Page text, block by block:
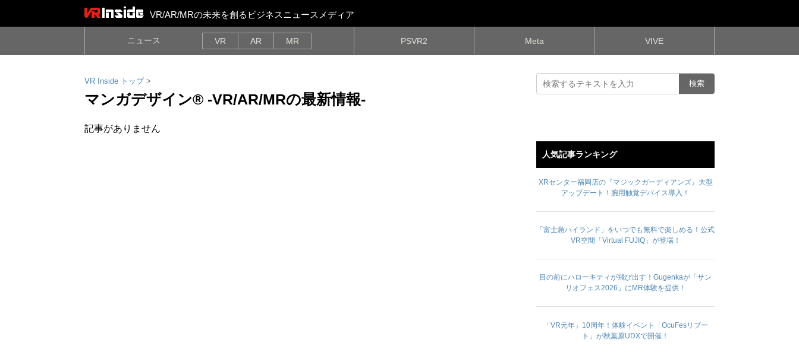
VR/AR/MRの未来を創るビジネスニュースメディア
ニュース VR AR MR PSVR2 Meta VIVE
VR Inside トップ >
マンガデザイン® -VR/AR/MRの最新情報-
記事がありません
人気記事ランキング
XRセンター福岡店の『マジックガーディアンズ』大型
アップデート！腕用触覚デバイス導入！
「富士急ハイランド」をいつでも無料で楽しめる！公式
VR空間「Virtual FUJIQ」が登場！
目の前にハローキティが飛び出す！Gugenkaが「サン
リオフェス2026」にMR体験を提供！
「VR元年」10周年！体験イベント「OcuFesリブー
ト」が秋葉原UDXで開催！